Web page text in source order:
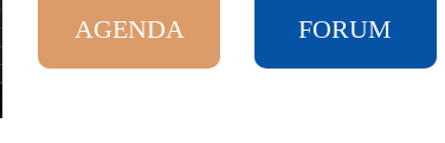
AGENDA FORUM